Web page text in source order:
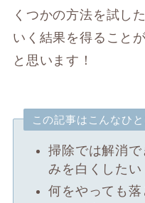
くつかの方法を試し
いく結果を得ること
と思います！
この記事はこんなひ
掃除では解消
みを白くしたい
何をやっても